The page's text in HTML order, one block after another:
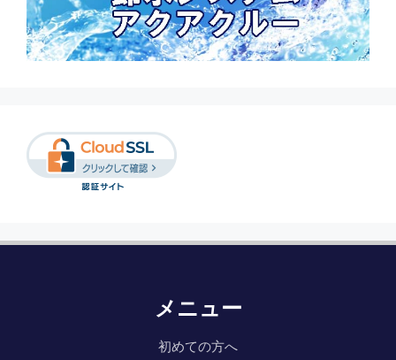
メニュー
初めての方へ